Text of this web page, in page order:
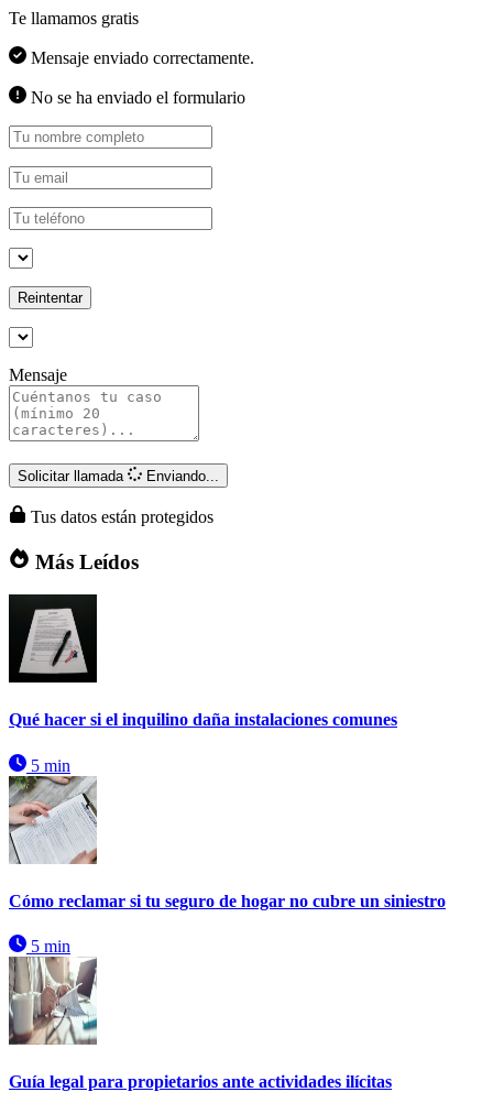
Te llamamos gratis
Mensaje enviado correctamente.
No se ha enviado el formulario
Reintentar
Mensaje
Solicitar llamada Enviando...
Tus datos están protegidos
Más Leídos
Qué hacer si el inquilino daña instalaciones comunes
5 min
Cómo reclamar si tu seguro de hogar no cubre un siniestro
5 min
Guía legal para propietarios ante actividades ilícitas